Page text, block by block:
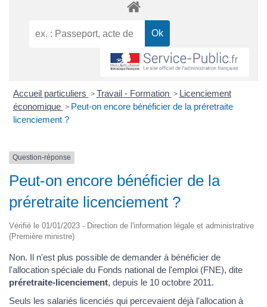
Accueil particuliers > Travail - Formation > Licenciement
économique > Peut-on encore bénéficier de la préretraite
licenciement ?
Question-réponse
Peut-on encore bénéficier de la
préretraite licenciement ?
Vérifié le 01/01/2023 - Direction de l'information légale et administrative
(Première ministre)
Non. Il n'est plus possible de demander à bénéficier de
l'allocation spéciale du Fonds national de l'emploi (FNE), dite
préretraite-licenciement, depuis le 10 octobre 2011.
Seuls les salariés licenciés qui percevaient déjà l'allocation à